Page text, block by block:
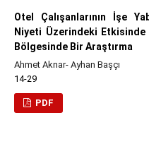
Otel Çalışanlarının İşe
Niyeti Üzerindeki Etkisinde
Bölgesinde Bir Araştırma
Ahmet Aknar- Ayhan Başçı
14-29
PDF